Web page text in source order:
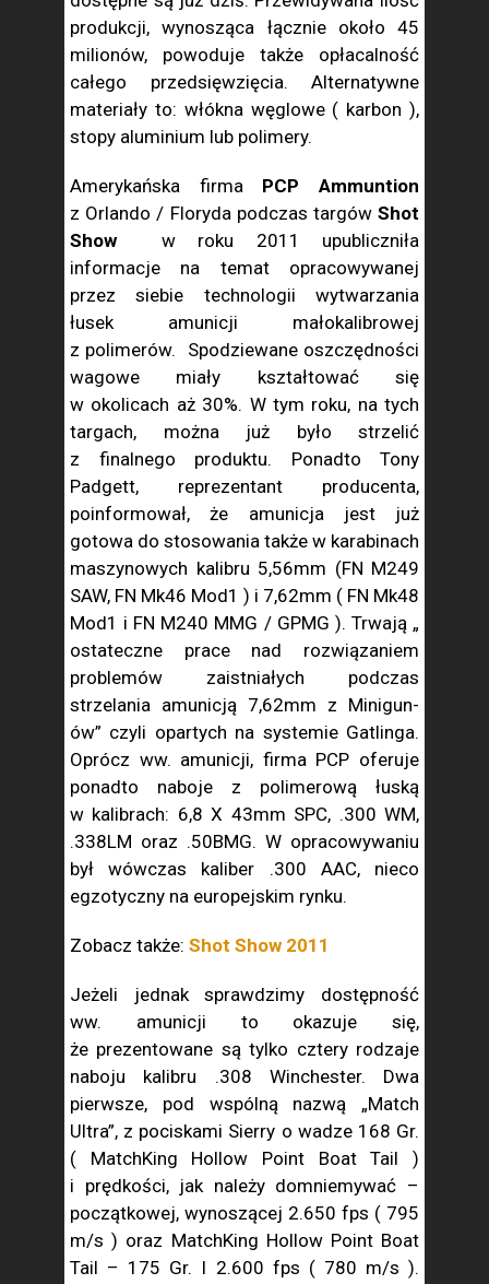
produkcji, wynosząca łącznie około 45
milionów, powoduje także opłacalność
całego przedsięwzięcia. Alternatywne
materiały to: włókna węglowe ( karbon ),
stopy aluminium lub polimery.
Amerykańska firma PCP Ammuntion
z Orlando / Floryda podczas targów Shot
Show w roku 2011 upubliczniła
informacje na temat opracowywanej
przez siebie technologii wytwarzania
łusek amunicji małokalibrowej
z polimerów. Spodziewane oszczędności
wagowe miały kształtować się
w okolicach aż 30%. W tym roku, na tych
targach, można już było strzelić
z finalnego produktu. Ponadto Tony
Padgett, reprezentant producenta,
poinformował, że amunicja jest już
gotowa do stosowania także w karabinach
maszynowych kalibru 5,56mm (FN M249
SAW, FN Mk46 Mod1 ) i 7,62mm ( FN Mk48
Mod1 i FN M240 MMG / GPMG ). Trwają „
ostateczne prace nad rozwiązaniem
problemów zaistniałych podczas
strzelania amunicją 7,62mm z Minigun-
ów” czyli opartych na systemie Gatlinga.
Oprócz ww. amunicji, firma PCP oferuje
ponadto naboje z polimerową łuską
w kalibrach: 6,8 X 43mm SPC, .300 WM,
.338LM oraz .50BMG. W opracowywaniu
był wówczas kaliber .300 AAC, nieco
egzotyczny na europejskim rynku.
Zobacz także: Shot Show 2011
Jeżeli jednak sprawdzimy dostępność
ww. amunicji to okazuje się,
że prezentowane są tylko cztery rodzaje
naboju kalibru .308 Winchester. Dwa
pierwsze, pod wspólną nazwą „Match
Ultra”, z pociskami Sierry o wadze 168 Gr.
( MatchKing Hollow Point Boat Tail )
i prędkości, jak należy domniemywać –
początkowej, wynoszącej 2.650 fps ( 795
m/s ) oraz MatchKing Hollow Point Boat
Tail – 175 Gr. I 2.600 fps ( 780 m/s ).